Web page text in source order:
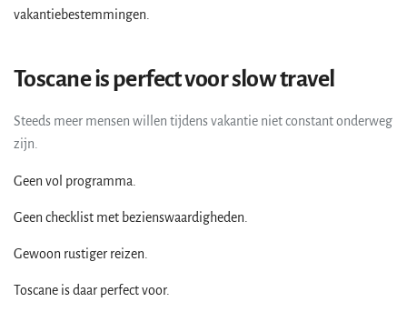
vakantiebestemmingen.
Toscane is perfect voor slow travel
Steeds meer mensen willen tijdens vakantie niet constant onderweg
zijn.
Geen vol programma.
Geen checklist met bezienswaardigheden.
Gewoon rustiger reizen.
Toscane is daar perfect voor.